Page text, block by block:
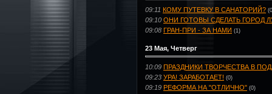
09:11 КОМУ ПУТЕВКУ В САНАТОРИЙ?
09:10 ОНИ ГОТОВЫ СДЕЛАТЬ ГОРОД
09:08 ГРАН-ПРИ - ЗА НАМИ (1)
23 Мая, Четверг
10:09 ПРАЗДНИКИ ТВОРЧЕСТВА В
09:23 УРА! ЗАРАБОТАЕТ! (0)
09:19 РЕФОРМА НА "ОТЛИЧНО" (0)